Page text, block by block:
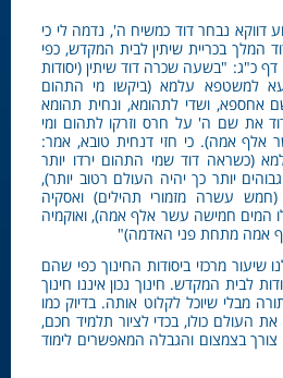
דווקא נבחר דוד כמשיח ה', נדמה לי כי
המלך בכריית שיתין לבית המקדש, כפי
כ"ג: "בשעה שכרה דוד שיתין (יסודות
למשטפא עלמא (ביקשו מי התהום
אחספא, ושדי לתהומא, ונחית תהומא
את שם ה' על חרס וזרקו לתהום ומי
אלף אמה). כי חזי דנחית טובא, אמר:
(כשראה דוד שמי התהום ירדו יותר
יותר כך יהיה העולם רטוב יותר),
עשרה מזמורי תהילים) ואסקיה
המים חמישה עשר אלף אמה), ואוקמיה
אמה מתחת פני האדמה)"
שיעור מרכזי ביסודות החינוך כפי שהם
לבית המקדש. חינוך נכון איננו חינוך
מבלי שיוכל לקלוט אותה. בדיוק כמו
העולם כולו, בכדי לציור תלמיד חכם,
בצמצום והגבלה המאפשרים לימוד